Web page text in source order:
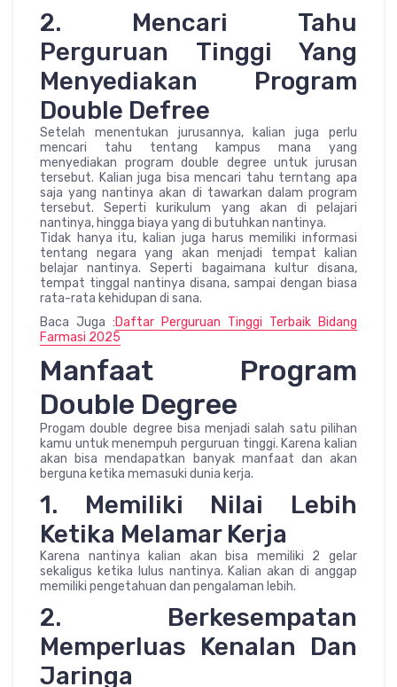
2. Mencari Tahu
Perguruan Tinggi Yang
Menyediakan Program
Double Defree
Setelah menentukan jurusannya, kalian juga perlu
mencari tahu tentang kampus mana yang
menyediakan program double degree untuk jurusan
tersebut. Kalian juga bisa mencari tahu terntang apa
saja yang nantinya akan di tawarkan dalam program
tersebut. Seperti kurikulum yang akan di pelajari
nantinya, hingga biaya yang di butuhkan nantinya.
Tidak hanya itu, kalian juga harus memiliki informasi
tentang negara yang akan menjadi tempat kalian
belajar nantinya. Seperti bagaimana kultur disana,
tempat tinggal nantinya disana, sampai dengan biasa
rata-rata kehidupan di sana.
Baca Juga :Daftar Perguruan Tinggi Terbaik Bidang
Farmasi 2025
Manfaat Program
Double Degree
Progam double degree bisa menjadi salah satu pilihan
kamu untuk menempuh perguruan tinggi. Karena kalian
akan bisa mendapatkan banyak manfaat dan akan
berguna ketika memasuki dunia kerja.
1. Memiliki Nilai Lebih
Ketika Melamar Kerja
Karena nantinya kalian akan bisa memiliki 2 gelar
sekaligus ketika lulus nantinya. Kalian akan di anggap
memiliki pengetahuan dan pengalaman lebih.
2. Berkesempatan
Memperluas Kenalan Dan
Jaringa